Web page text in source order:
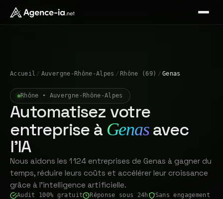
Accueil / Auvergne-Rhône-Alpes / Rhône (69) / Genas
Rhône • Auvergne-Rhône-Alpes
Automatisez votre
entreprise à Genasavec
l'IA
Nous aidons les 1 124 entreprises de Genas à gagner du
temps, réduire leurs coûts et accélérer leur croissance
grâce à l'intelligence artificielle.
Audit 100% gratuit Réponse sous 24h Sans engagement